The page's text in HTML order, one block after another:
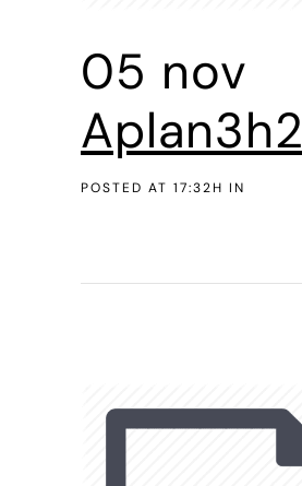
05 nov
Aplan3h2
POSTED AT 17:32H IN